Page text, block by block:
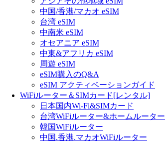
中国/香港/マカオ eSIM
台湾 eSIM
中南米 eSIM
オセアニア eSIM
中東&アフリカ eSIM
周遊 eSIM
eSIM購入のQ&A
eSIM アクティベーションガイド
WiFiルーター＆SIMカード[レンタル]
日本国内Wi-Fi&SIMカード
台湾WiFiルーター&ホームルーター
韓国WiFiルーター
中国.香港.マカオWiFiルーター